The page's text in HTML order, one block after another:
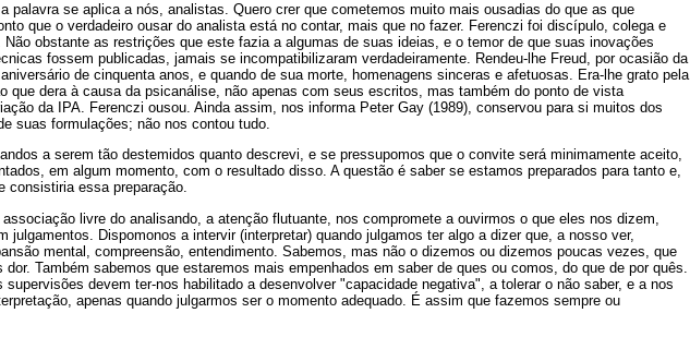
palavra se aplica a nós, analistas. Quero crer que cometemos muito mais ousadias do que as que
que o verdadeiro ousar do analista está no contar, mais que no fazer. Ferenczi foi discípulo, colega e
Não obstante as restrições que este fazia a algumas de suas ideias, e o temor de que suas inovações
fossem publicadas, jamais se incompatibilizaram verdadeiramente. Rendeu-lhe Freud, por ocasião da
de cinquenta anos, e quando de sua morte, homenagens sinceras e afetuosas. Era-lhe grato pela
que dera à causa da psicanálise, não apenas com seus escritos, mas também do ponto de vista
da IPA. Ferenczi ousou. Ainda assim, nos informa Peter Gay (1989), conservou para si muitos dos
suas formulações; não nos contou tudo.
a serem tão destemidos quanto descrevi, e se pressupomos que o convite será minimamente aceito,
em algum momento, com o resultado disso. A questão é saber se estamos preparados para tanto e,
consistiria essa preparação.
livre do analisando, a atenção flutuante, nos compromete a ouvirmos o que eles nos dizem,
julgamentos. Dispomonos a intervir (interpretar) quando julgamos ter algo a dizer que, a nosso ver,
mental, compreensão, entendimento. Sabemos, mas não o dizemos ou dizemos poucas vezes, que
Também sabemos que estaremos mais empenhados em saber de ques ou comos, do que de por quês.
supervisões devem ter-nos habilitado a desenvolver "capacidade negativa", a tolerar o não saber, e a nos
apenas quando julgarmos ser o momento adequado. É assim que fazemos sempre ou